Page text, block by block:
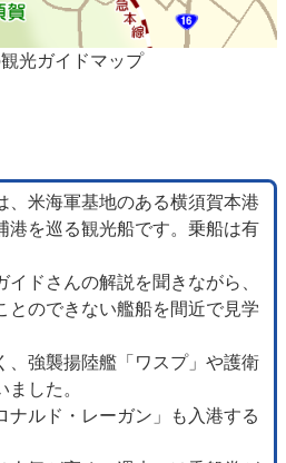
光ガイドマップ
、米海軍基地のある横須賀本港
港を巡る観光船です。乗船は有
ドさんの解説を聞きながら、
とのできない艦船を間近で見学
、強襲揚陸艦「ワスプ」や護衛
した。
ナルド・レーガン」も入港する